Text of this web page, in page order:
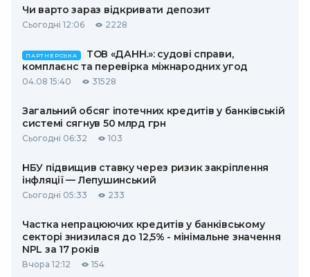
Чи варто зараз відкривати депозит
Сьогодні 12:06 2228
ПАРТНЕРСЬКА
ТОВ «ДАНН.»: судові справи,
комплаєнс та перевірка міжнародних угод
04.08 15:40 31528
Загальний обсяг іпотечних кредитів у банківській
системі сягнув 50 млрд грн
Сьогодні 06:32 103
НБУ підвищив ставку через ризик закріплення
інфляції — Лепушинський
Сьогодні 05:33 233
Частка непрацюючих кредитів у банківському
секторі знизилася до 12,5% - мінімальне значення
NPL за 17 років
Вчора 12:12 154